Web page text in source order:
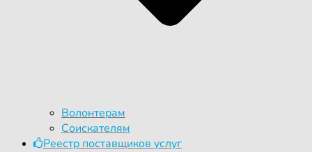
Волонтерам
Соискателям
Реестр поставщиков услуг